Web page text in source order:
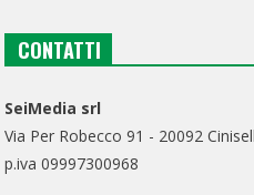
CONTATTI
SeiMedia srl
Via Per Robecco 91 - 20092
p.iva 09997300968